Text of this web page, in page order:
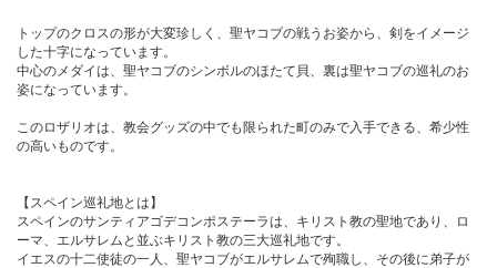
トップのクロスの形が大変珍しく、聖ヤコブの戦うお姿から、剣をイメージ
した十字になっています。
中心のメダイは、聖ヤコブのシンボルのほたて貝、裏は聖ヤコブの巡礼のお
姿になっています。
このロザリオは、教会グッズの中でも限られた町のみで入手できる、希少性
の高いものです。
【スペイン巡礼地とは】
スペインのサンティアゴデコンポステーラは、キリスト教の聖地であり、ロ
ーマ、エルサレムと並ぶキリスト教の三大巡礼地です。
イエスの十二使徒の一人、聖ヤコブがエルサレムで殉職し、その後に弟子が